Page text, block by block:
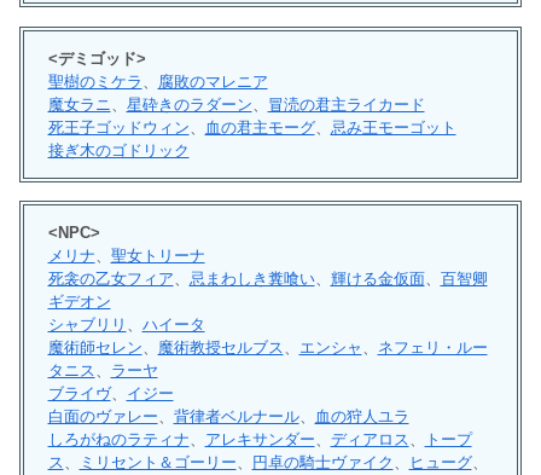
<デミゴッド>
聖樹のミケラ
腐敗のマレニア
魔女ラニ
星砕きのラダーン
冒涜の君主ライカード
死王子ゴッドウィン
血の君主モーグ、 忌み王モーゴット
接ぎ木のゴドリック
<NPC>
メリナ、 聖女トリーナ
死衾の乙女フィア、 忌まわしき糞喰い、 輝ける金仮面、 百智卿
ギデオン
シャブリリ 、 ハイータ
魔術師セレン、 魔術教授セルブス、 エンシャ 、 ネフェリ・ルー
タニス、 ラーヤ
ブライヴ、 イジー
白面のヴァレー、 背律者ベルナール、 血の狩人ユラ
しろがねのラティナ、 アレキサンダー、 ディアロス、
トープ
ス、 ミリセント＆ゴーリー、 円卓の騎士ヴァイク 、 ヒューグ、